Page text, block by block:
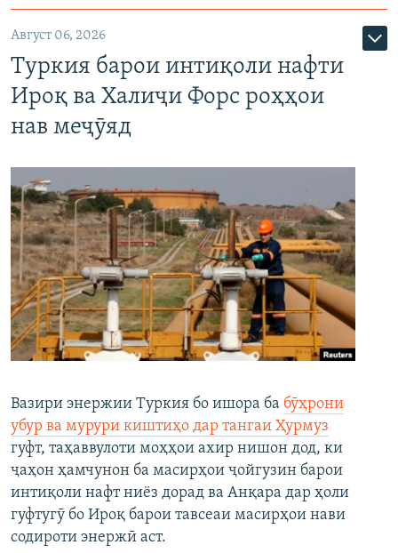
Август 06, 2026
Туркия барои интиқоли нафти
Ироқ ва Халиҷи Форс роҳҳои
нав меҷӯяд
Вазири энержии Туркия бо ишора ба бӯҳрони
убур ва мурури киштиҳо дар тангаи Ҳурмуз
гуфт, таҳаввулоти моҳҳои ахир нишон дод, ки
ҷаҳон ҳамчунон ба масирҳои ҷойгузин барои
интиқоли нафт ниёз дорад ва Анқара дар ҳоли
гуфтугӯ бо Ироқ барои тавсеаи масирҳои нави
содироти энержӣ аст.